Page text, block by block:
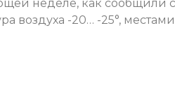
неделе, как сообщили
воздуха -20… -25°,